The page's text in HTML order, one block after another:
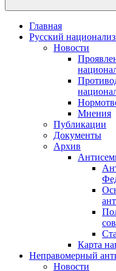
Главная
Русский
Новости
Мнения
Публикации
Документы
Архив
Карта
Неправомерный
Новости